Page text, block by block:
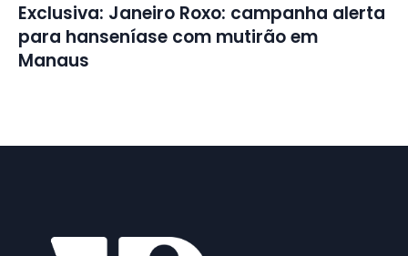
Exclusiva: Janeiro Roxo: campanha alerta
para hanseníase com mutirão em
Manaus